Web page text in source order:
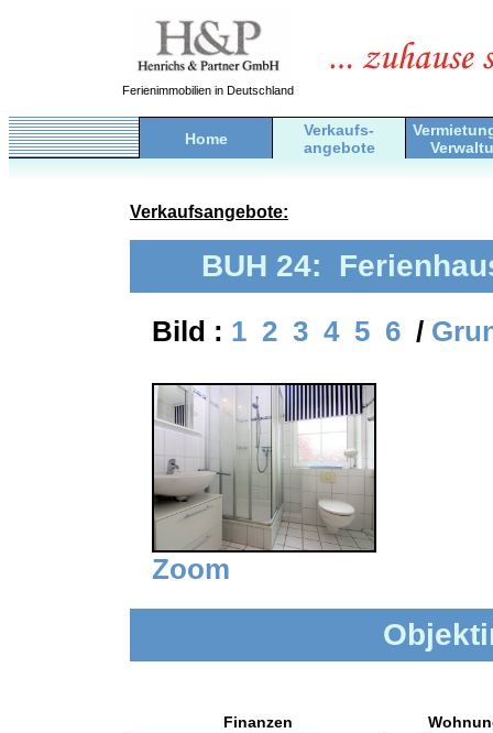
Ferienimmobilien in Deutschland
Home
Verkaufs-
angebote
Verkaufsangebote:
BUH 24:
Bild : 1 2 3 4 5 6 /
Zoom
Finanzen